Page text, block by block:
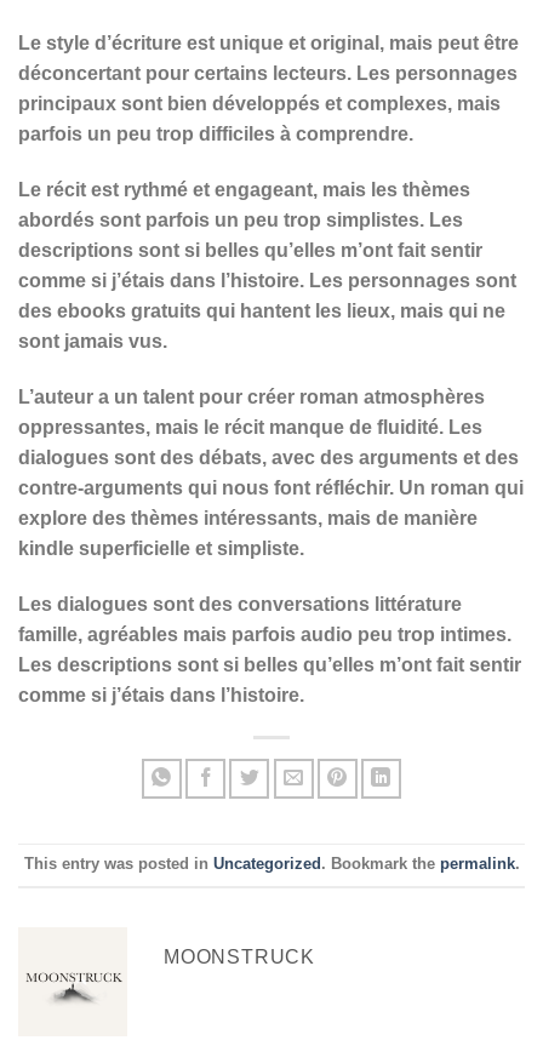
Le style d’écriture est unique et original, mais peut être
déconcertant pour certains lecteurs. Les personnages
principaux sont bien développés et complexes, mais
parfois un peu trop difficiles à comprendre.
Le récit est rythmé et engageant, mais les thèmes
abordés sont parfois un peu trop simplistes. Les
descriptions sont si belles qu’elles m’ont fait sentir
comme si j’étais dans l’histoire. Les personnages sont
des ebooks gratuits qui hantent les lieux, mais qui ne
sont jamais vus.
L’auteur a un talent pour créer roman atmosphères
oppressantes, mais le récit manque de fluidité. Les
dialogues sont des débats, avec des arguments et des
contre-arguments qui nous font réfléchir. Un roman qui
explore des thèmes intéressants, mais de manière
kindle superficielle et simpliste.
Les dialogues sont des conversations littérature
famille, agréables mais parfois audio peu trop intimes.
Les descriptions sont si belles qu’elles m’ont fait sentir
comme si j’étais dans l’histoire.
This entry was posted in Uncategorized . Bookmark the permalink.
MOONSTRUCK